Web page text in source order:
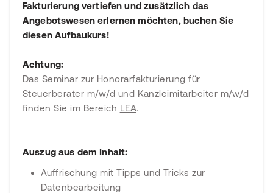
Fakturierung vertiefen und zusätzlich das
Angebotswesen erlernen möchten, buchen Sie
diesen Aufbaukurs!
Achtung:
Das Seminar zur Honorarfakturierung für
Steuerberater m/w/d und Kanzleimitarbeiter m/w/d
finden Sie im Bereich LEA.
Auszug aus dem Inhalt:
Auffrischung mit Tipps und Tricks zur
Datenbearbeitung